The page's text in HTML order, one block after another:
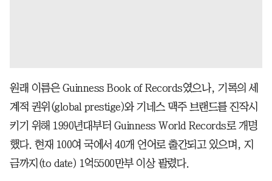
원래 이름은 Guinness Book of Records였으나, 기록의 세
계적 권위(global prestige)와 기네스 맥주 브랜드를 진작시
키기 위해 1990년대부터 Guinness World Records로 개명
했다. 현재 100여 국에서 40개 언어로 출간되고 있으며, 지
금까지(to date) 1억5500만부 이상 팔렸다.